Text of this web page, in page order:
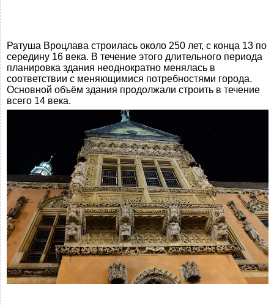
Ратуша Вроцлава строилась около 250 лет, с конца 13 по
середину 16 века. В течение этого длительного периода
планировка здания неоднократно менялась в
соответствии с меняющимися потребностями города.
Основной объём здания продолжали строить в течение
всего 14 века.